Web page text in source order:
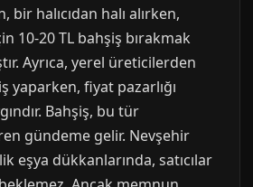
halıcıdan halı alırken,
10-20 TL bahşiş bırakmak
Ayrıca, yerel üreticilerden
yaparken, fiyat pazarlığı
Bahşiş, bu tür
gündeme gelir. Nevşehir
eşya dükkanlarında, satıcılar